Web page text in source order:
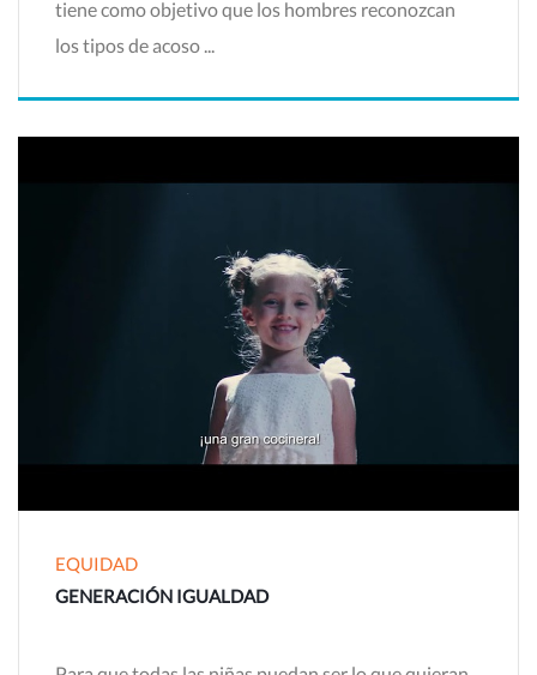
tiene como objetivo que los hombres reconozcan
los tipos de acoso ...
EQUIDAD
GENERACIÓN IGUALDAD